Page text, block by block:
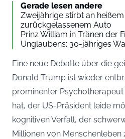
Gerade lesen andere
Zweijährige stirbt an heißem
zurückgelassenem Auto
Prinz William in Tränen der
Unglaubens: 30-jähriges
Eine neue Debatte über die
Donald Trump ist wieder
prominenter
hat, der US-Präsident leide
kognitiven Verfall, der
Millionen von Menschenleben